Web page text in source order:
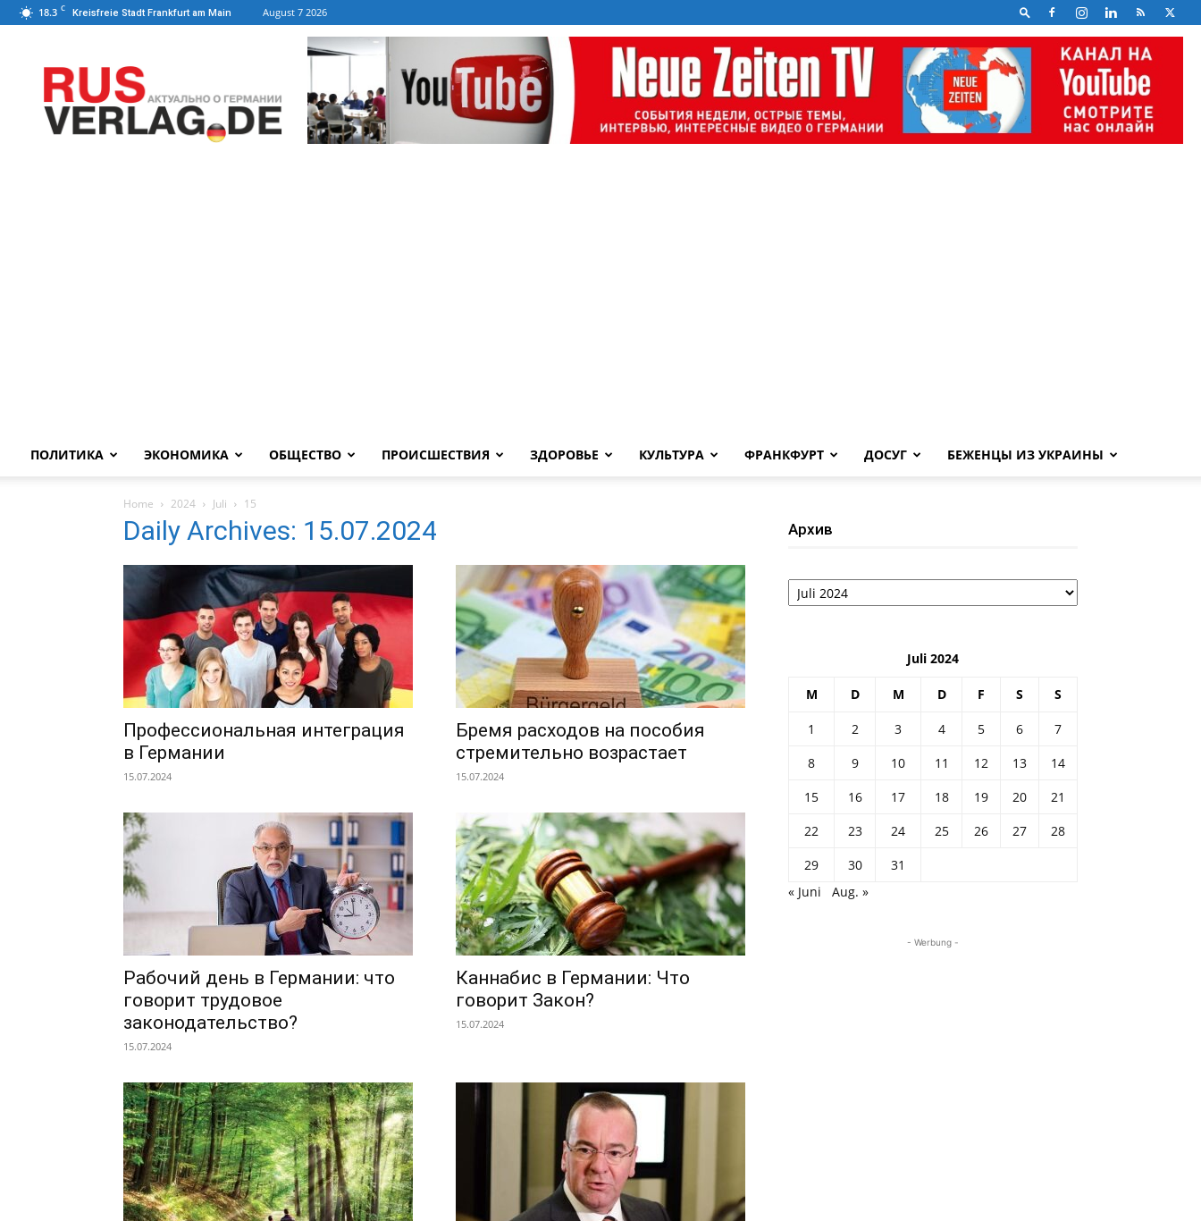
18.3 C Kreisfreie Stadt Frankfurt am Main August 7 2026
ПОЛИТИКА ЭКОНОМИКА ОБЩЕСТВО ПРОИСШЕСТВИЯ ЗДОРОВЬЕ КУЛЬТУРА ФРАНКФУРТ ДОСУГ БЕЖЕНЦЫ ИЗ УКРАИНЫ
Home 2024 Juli 15
Daily Archives: 15.07.2024
Профессиональная интеграция
в Германии
15.07.2024
Бремя расходов на пособия
стремительно возрастает
15.07.2024
Рабочий день в Германии: что
говорит трудовое
законодательство?
15.07.2024
Каннабис в Германии: Что
говорит Закон?
15.07.2024
Архив
Архив
Juli 2024
M D M D F S S
1 2 3 4 5 6
7
8
9 10 11 12 13
14
15
16 17 18 19 20
21
22
23 24 25 26 27
28
29
30
31
« Juni
Aug. »
- Werbung -